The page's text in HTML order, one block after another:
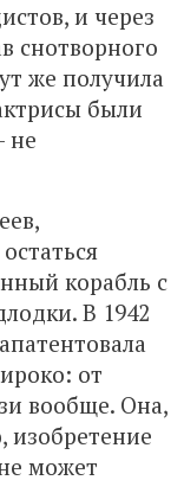
и через
снотворного
же получила
были
не
корабль с
В 1942
от
вообще. Она,
изобретение
может